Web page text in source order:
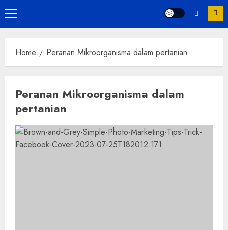
Primary
Menu
Home Peranan Mikroorganisma dalam pertanian
Peranan Mikroorganisma dalam
pertanian